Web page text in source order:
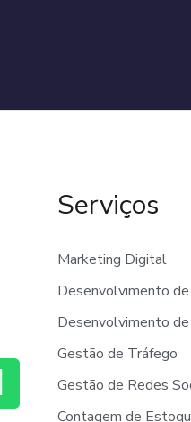
Serviços
Marketing Digital
Desenvolvimento
Desenvolvimento
Gestão de Tráfego
Gestão de Redes
Contagem de